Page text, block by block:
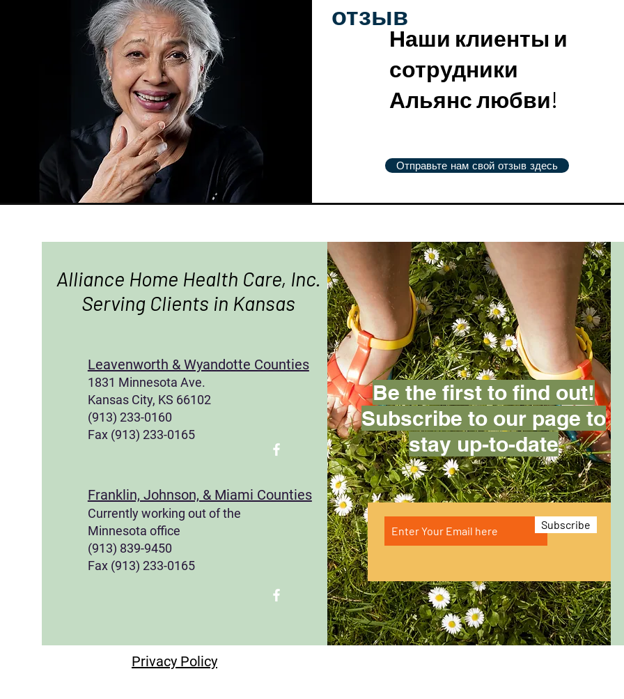
отзыв
Наши клиенты и
сотрудники
Альянс любви!
Отправьте нам свой отзыв здесь
Alliance Home Health Care, Inc.
Serving Clients in Kansas
Leavenworth & Wyandotte Counties
1831 Minnesota Ave.
Kansas City, KS 66102
(913) 233-0160
Fax (913) 233-0165
Franklin, Johnson, & Miami Counties
Currently working out of the
Minnesota office
(913) 839-9450
Fax (913) 233-0165
Be the first to find out!
Subscribe to our page to
stay up-to-date
Subscribe
Privacy Policy